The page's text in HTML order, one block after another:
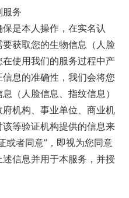
服务
是本人操作，在实名认
获取您的生物信息（人脸
使用我们的服务过程中产
息的准确性，我们会将您
（人脸信息、指纹信息）
机构、事业单位、商业机
等验证机构提供的信息来
或者同意”，即视为您同意
信息并用于本服务，并授